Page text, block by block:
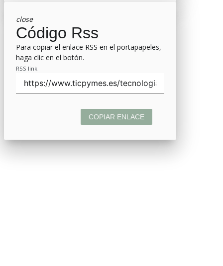
close
Código Rss
Para copiar el enlace RSS en el portapapeles,
haga clic en el botón.
RSS link
COPIAR ENLACE